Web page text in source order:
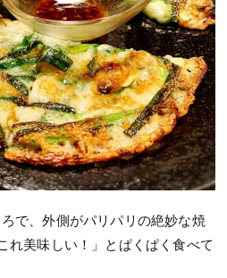
で、外側がパリパリの絶妙な焼
れ美味しい！」とぱくぱく食べて